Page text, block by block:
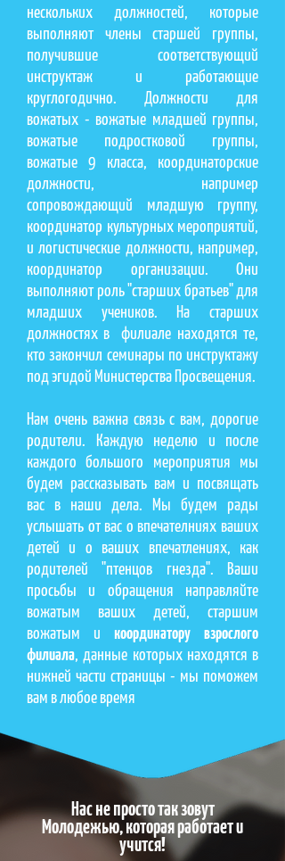
нескольких должностей, которые
выполняют члены старшей группы,
получившие соответствующий
инструктаж и работающие
круглогодично. Должности для
вожатых - вожатые младшей группы,
вожатые подростковой группы,
вожатые 9 класса, координаторские
должности, например
сопровождающий младшую группу,
координатор культурных мероприятий,
и логистические должности, например,
координатор организации. Они
выполняют роль "старших братьев" для
младших учеников. На старших
должностях в филиале находятся те,
кто закончил семинары по инструктажу
под эгидой Министерства Просвещения.
Нам очень важна связь с вам, дорогие
родители. Каждую неделю и после
каждого большого мероприятия мы
будем рассказывать вам и посвящать
вас в наши дела. Мы будем рады
услышать от вас о впечателниях ваших
детей и о ваших впечатлениях, как
родителей "птенцов гнезда". Ваши
просьбы и обращения направляйте
вожатым ваших детей, старшим
вожатым и координатору взрослого
филиала, данные которых находятся в
нижней части страницы - мы поможем
вам в любое время
Нас не просто так зовут
Молодежью, которая работает и
учится!